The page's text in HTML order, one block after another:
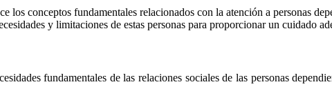
los conceptos fundamentales relacionados con la atención a personas
y limitaciones de estas personas para proporcionar un cuidado
fundamentales de las relaciones sociales de las personas